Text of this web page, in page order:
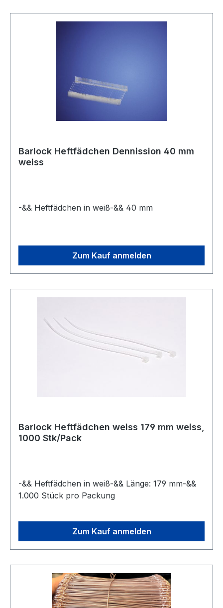
Barlock Heftfädchen Dennission 40 mm
weiss
-&& Heftfädchen in weiß-&& 40 mm
Zum Kauf anmelden
Barlock Heftfädchen weiss 179 mm weiss,
1000 Stk/Pack
-&& Heftfädchen in weiß-&& Länge: 179 mm-&&
1.000 Stück pro Packung
Zum Kauf anmelden